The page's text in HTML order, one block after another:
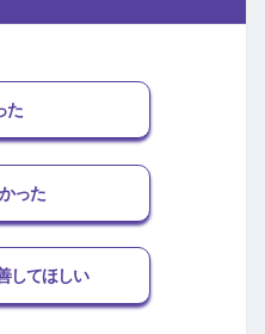
た
った
してほしい